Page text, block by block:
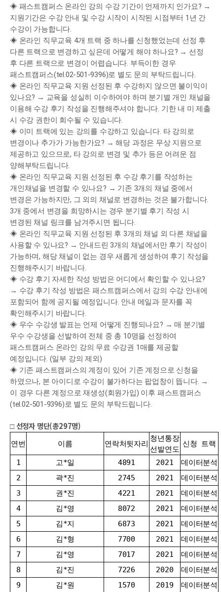
◈ 패스트캠퍼스 온라인 강의 수강 기간이 언제까지 인가요? →
지원기간은 수강 안내 및 수강 시작이 시작된 시점부터 1년 간
수강이 가능합니다.
◈ 온라인 직무교육 4개 트랙 중 하나를 신청했었는데 선정 후
다른 트랙으로 변경하고 싶은데 어떻게 해야 하나요? → 선정
후 다른 트랙으로 변경이 어렵습니다. 부득이한 경우
패스트캠퍼스(tel.02-501-9396)로 별도 문의 부탁드립니다.
◈ 온라인 직무교육 지원 선정된 후 수강하지 않으면 불이익이
있나요? → 교육을 성실히 이수하여야 하며 분기별 개인 채널을
이용해 수강 후기 작성을 진행해주셔야 합니다. 기한 내 미 제출
시 수강 권한이 회수될 수 있습니다.
◈ 이미 트랙에 있는 강의를 수강하고 있습니다. 타 강의로
변경이나 추가가 가능한가요? → 해당 과정은 무상 지원으로
제공하고 있으므로, 타 강의로 변경 및 추가 등은 어려운 점
양해부탁드립니다.
◈ 온라인 직무교육 지원 선정된 후 수강 후기를 작성하는
개인채널을 변경할 수 있나요? → 기존 3개의 채널 중에서
변경은 가능하지만, 그 외의 채널로 변경하는 것은 불가합니다.
3개 중에서 변경을 희망하시는 경우 분기별 후기 작성 시
변경된 채널 링크를 남겨주시면 됩니다.
◈ 온라인 직무교육 지원 선정된 후 3개의 채널 외 다른 채널을
사용할 수 있나요? → 안내드린 3개의 채널에서만 후기 작성이
가능하며, 해당 채널이 없는 경우 새롭게 생성하여 후기 작성을
진행해주시기 바랍니다.
◈ 수강 후기 자세한 작성 방법은 어디에서 확인할 수 있나요?
→ 수강 후기 작성 방법은 패스트캠퍼스에서 강의 수강 안내에
포함되어 함께 공지될 예정입니다. 안내 메일과 문자를 꼭
확인해주시기 바랍니다.
◈ 우수 수강생 발표는 언제 어떻게 진행되나요? → 매 분기별
우수 수강생을 선발하여 전체 중 총 10명을 선정하여
패스트캠퍼스 온라인 강의 무료 수강권 1매를 제공할
예정입니다. (일부 강의 제외)
◈ 기존 패스트캠퍼스의 계정이 있어 기존 계정으로 신청을
하였으나, 본 아이디로 수강이 불가하다는 팝업창이 뜹니다. →
이 경우 다른 계정으로 재생성(회원가입) 이후 패스트캠퍼스
(tel.02-501-9396)로 별도 문의 부탁드립니다.
□ 선정자 명단(총297명)
연번 이름 연락처뒷자리
청년통장
선발연도
신청 트랙
1 고*일 4891 2021
데이터분석
2
곽*진 2745 2021
데이터분석
3
권*진 4221 2021
데이터분석
4
김*영 8072 2021
데이터분석
5
김*지 6873 2021
데이터분석
6
김*형 7700 2021
데이터분석
7
김*영 7017 2021
데이터분석
8
김*진 7226 2020
데이터분석
9
김*원 1570 2019
데이터분석